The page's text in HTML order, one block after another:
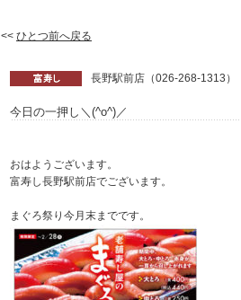
<< ひとつ前へ戻る
長野駅前店（026-268-1313）
今日の一押し＼(^o^)／
おはようございます。
富寿し長野駅前店でございます。
まぐろ祭り今月末までです。